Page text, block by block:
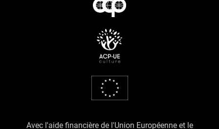
Avec l'aide financière de l'Union Européenne et le